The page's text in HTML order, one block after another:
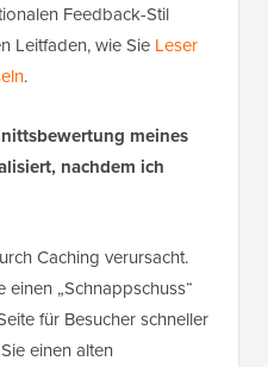
Feedback-Stil
Leitfaden, wie Sie Leser
.
meines
nachdem ich
Caching verursacht.
„Schnappschuss“
für Besucher schneller
einen alten